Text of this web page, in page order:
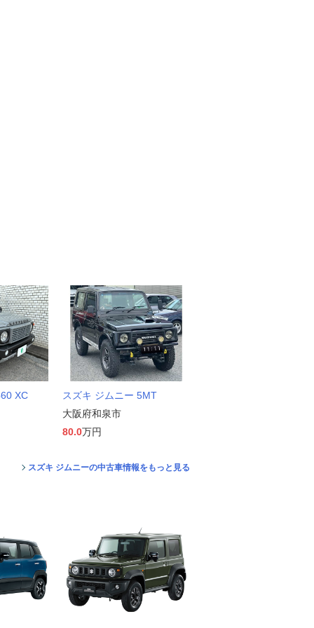
XC
スズキ ジムニー 5MT
大阪府和泉市
80.0万円
スズキ ジムニーの中古車情報をもっと見る